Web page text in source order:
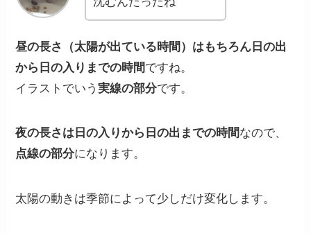
昼の長さ（太陽が出ている時間）はもちろん日の出
から日の入りまでの時間ですね。
イラストでいう実線の部分です。
夜の長さは日の入りから日の出までの時間なので、
点線の部分になります。
太陽の動きは季節によって少しだけ変化します。